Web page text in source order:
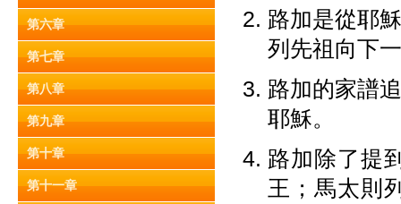
第六章
第七章
第八章
第九章
第十章
第十一章
路加是從耶
列先祖向下
路加的家譜
耶穌。
路加除了提
王；馬太則